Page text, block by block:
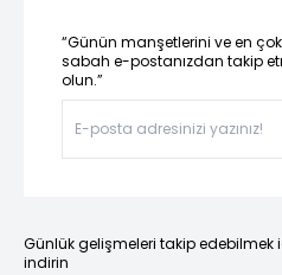
“Günün manşetlerini ve en
sabah e-postanızdan takip
olun.”
Günlük gelişmeleri takip edebilmek
indirin